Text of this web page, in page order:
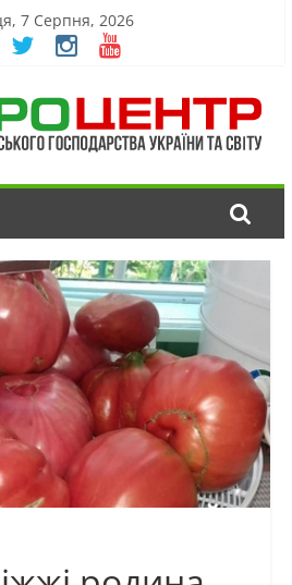
7 Серпня, 2026